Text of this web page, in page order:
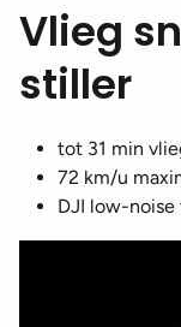
Vlieg
stiller
tot 31 min
72 km/u
DJI low-